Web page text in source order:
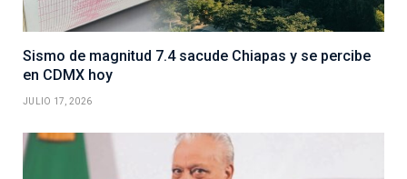
Sismo de magnitud 7.4 sacude Chiapas y se percibe
en CDMX hoy
JULIO 17, 2026